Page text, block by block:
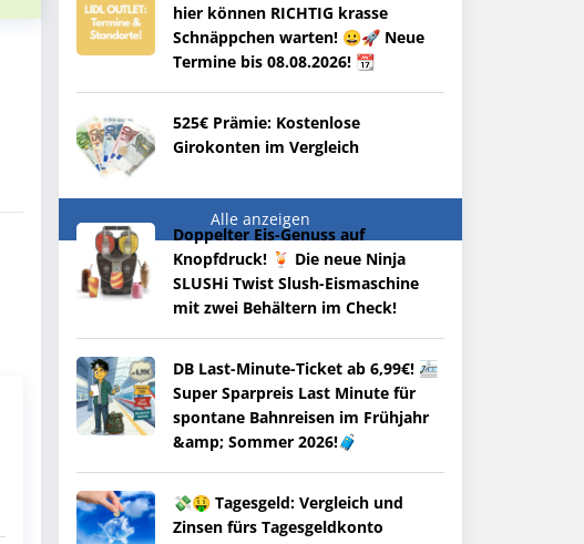
hier können RICHTIG krasse
Schnäppchen warten! 😀🚀 Neue
Termine bis 08.08.2026! 📆
525€ Prämie: Kostenlose
Girokonten im Vergleich
Alle anzeigen
Doppelter Eis-Genuss auf
Knopfdruck! 🍹 Die neue Ninja
SLUSHi Twist Slush-Eismaschine
mit zwei Behältern im Check!
DB Last-Minute-Ticket ab 6,99€! 🚈
Super Sparpreis Last Minute für
spontane Bahnreisen im Frühjahr
&amp; Sommer 2026!🧳
💸🤑 Tagesgeld: Vergleich und
Zinsen fürs Tagesgeldkonto